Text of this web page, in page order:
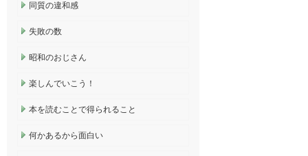
同質の違和感
失敗の数
昭和のおじさん
楽しんでいこう！
本を読むことで得られること
何かあるから面白い